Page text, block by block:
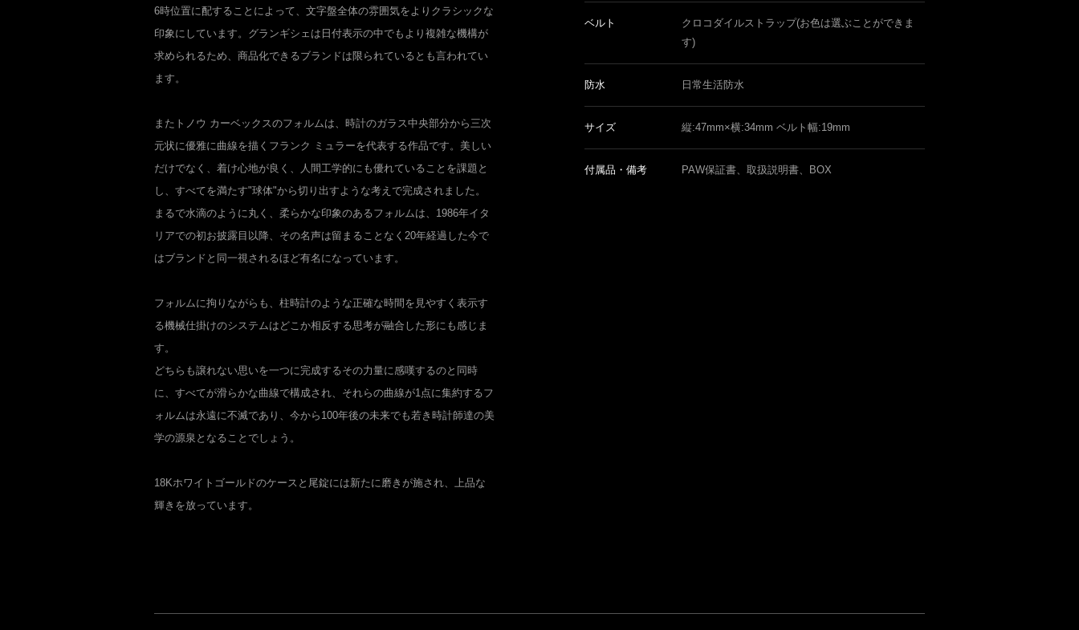
6時位置に配することによって、文字盤全体の雰囲気をよりクラシックな
印象にしています。グランギシェは日付表示の中でもより複雑な機構が
求められるため、商品化できるブランドは限られているとも言われてい
ます。
またトノウ カーベックスのフォルムは、時計のガラス中央部分から三次
元状に優雅に曲線を描くフランク ミュラーを代表する作品です。美しい
だけでなく、着け心地が良く、人間工学的にも優れていることを課題と
し、すべてを満たす"球体"から切り出すような考えで完成されました。
まるで水滴のように丸く、柔らかな印象のあるフォルムは、1986年イタ
リアでの初お披露目以降、その名声は留まることなく20年経過した今で
はブランドと同一視されるほど有名になっています。
フォルムに拘りながらも、柱時計のような正確な時間を見やすく表示す
る機械仕掛けのシステムはどこか相反する思考が融合した形にも感じま
す。
どちらも譲れない思いを一つに完成するその力量に感嘆するのと同時
に、すべてが滑らかな曲線で構成され、それらの曲線が1点に集約するフ
ォルムは永遠に不滅であり、今から100年後の未来でも若き時計師達の美
学の源泉となることでしょう。
18Kホワイトゴールドのケースと尾錠には新たに磨きが施され、上品な
輝きを放っています。
ベルト
クロコダイルストラップ(お色は選ぶことができま
す)
防水 日常生活防水
サイズ 縦:47mm×横:34mm ベルト幅:19mm
付属品・備考 PAW保証書、取扱説明書、BOX